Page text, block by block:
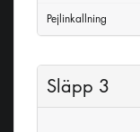
Pejlinkallning
Släpp 3